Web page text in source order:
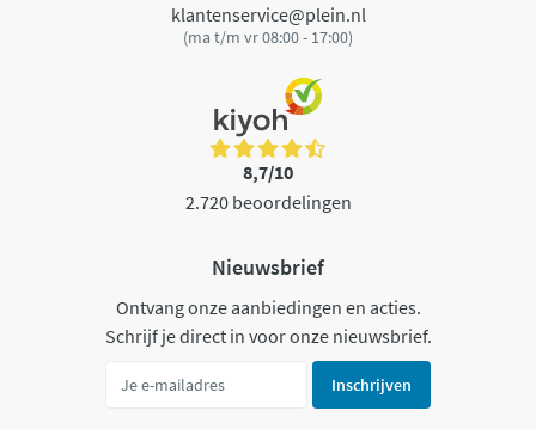
klantenservice@plein.nl
(ma t/m vr 08:00 - 17:00)
8,7/10
2.720 beoordelingen
Nieuwsbrief
Ontvang onze aanbiedingen en acties.
Schrijf je direct in voor onze nieuwsbrief.
Inschrijven